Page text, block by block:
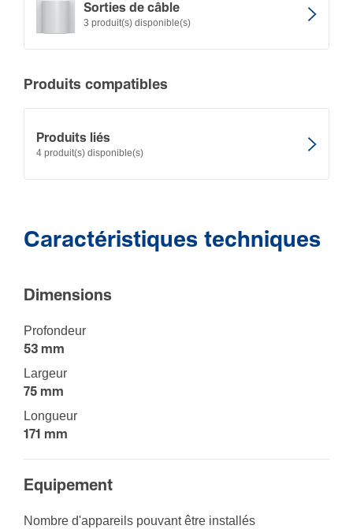
Sorties de câble
3 produit(s) disponible(s)
Produits compatibles
Produits liés
4 produit(s) disponible(s)
Caractéristiques techniques
Dimen­sions
Profondeur
53 mm
Largeur
75 mm
Longueur
171 mm
Equi­pe­ment
Nombre d'ap­pa­reils pouvant être installés